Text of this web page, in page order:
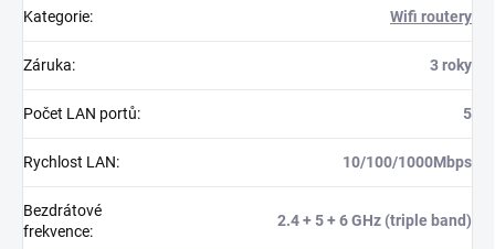
Kategorie: Wifi routery
Záruka: 3 roky
Počet LAN portů: 5
Rychlost LAN: 10/100/1000Mbps
Bezdrátové
frekvence:
2.4 + 5 + 6 GHz (triple band)